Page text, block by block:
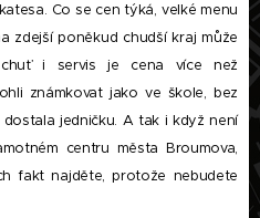
Co se cen týká, velké menu
zdejší poněkud chudší kraj může
i servis je cena více než
známkovat jako ve škole, bez
jedničku. A tak i když není
centru města Broumova,
fakt najděte, protože nebudete